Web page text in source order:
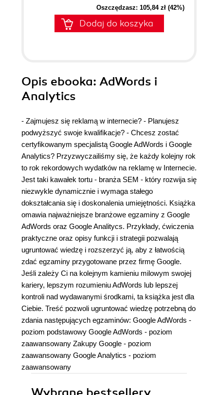
Oszczędzasz: 105,84 zł (42%)
Dodaj do koszyka
Opis ebooka: AdWords i
Analytics
- Zajmujesz się reklamą w internecie? - Planujesz
podwyższyć swoje kwalifikacje? - Chcesz zostać
certyfikowanym specjalistą Google AdWords i Google
Analytics? Przyzwyczailiśmy się, że każdy kolejny rok
to rok rekordowych wydatków na reklamę w Internecie.
Jest taki kawałek tortu - branża SEM - który rozwija się
niezwykle dynamicznie i wymaga stałego
dokształcania się i doskonalenia umiejętności. Książka
omawia najważniejsze branżowe egzaminy z Google
AdWords oraz Google Analitycs. Przykłady, ćwiczenia
praktyczne oraz opisy funkcji i strategii pozwalają
ugruntować wiedzę i rozszerzyć ją, aby z łatwością
zdać egzaminy przygotowane przez firmę Google.
Jeśli zależy Ci na kolejnym kamieniu milowym swojej
kariery, lepszym rozumieniu AdWords lub lepszej
kontroli nad wydawanymi środkami, ta książka jest dla
Ciebie. Treść pozwoli ugruntować wiedzę potrzebną do
zdania następujących egzaminów: Google AdWords -
poziom podstawowy Google AdWords - poziom
zaawansowany Zakupy Google - poziom
zaawansowany Google Analytics - poziom
zaawansowany